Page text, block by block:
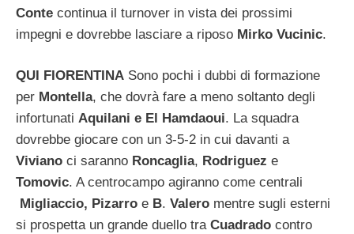
Conte continua il turnover in vista dei prossimi
impegni e dovrebbe lasciare a riposo Mirko Vucinic.
QUI FIORENTINA Sono pochi i dubbi di formazione
per Montella, che dovrà fare a meno soltanto degli
infortunati Aquilani e El Hamdaoui. La squadra
dovrebbe giocare con un 3-5-2 in cui davanti a
Viviano ci saranno Roncaglia, Rodriguez e
Tomovic. A centrocampo agiranno come centrali
Migliaccio, Pizarro e B. Valero mentre sugli esterni
si prospetta un grande duello tra Cuadrado contro